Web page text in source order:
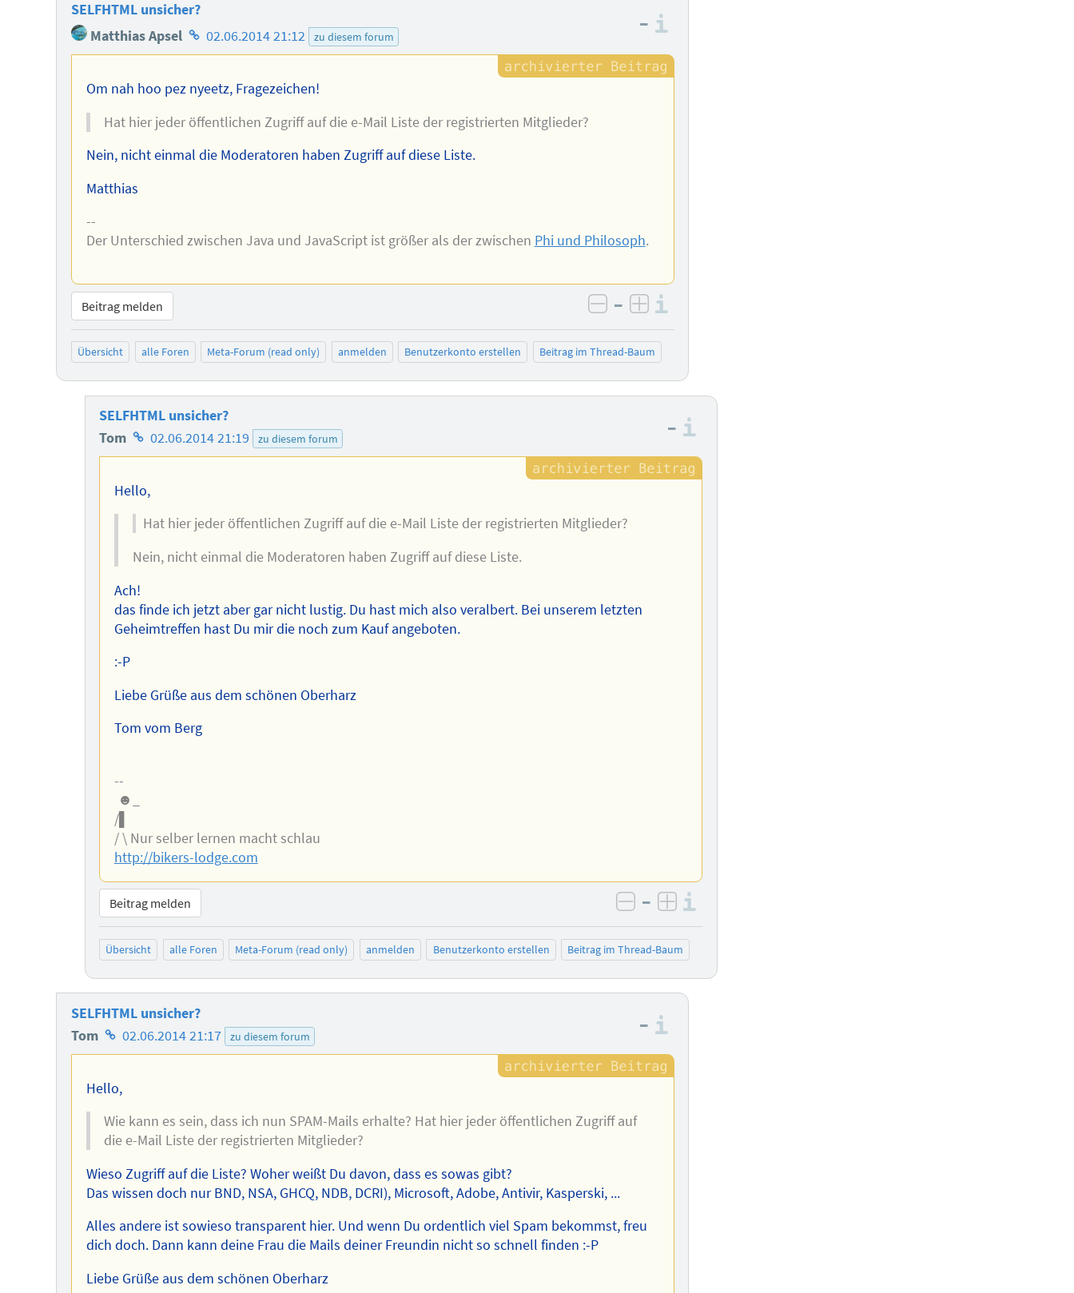
SELFHTML unsicher?
Matthias Apsel Homepage
des
02.06.2014 21:12 zu diesem forum
–
Om nah hoo pez nyeetz, Fragezeichen!
Hat hier jeder öffentlichen Zugriff auf die e-Mail Liste der registrierten Mitglieder?
Nein, nicht einmal die Moderatoren haben Zugriff auf diese Liste.
Matthias
--
Der Unterschied zwischen Java und JavaScript ist größer als der zwischen Phi und Philosoph.
Beitrag melden negativ bewerten
– positiv bewerten
Übersicht alle Foren Meta-Forum (read only) anmelden Benutzerkonto erstellen Beitrag im Thread-Baum
SELFHTML unsicher?
Tom Homepage
des
Autors
02.06.2014 21:19 zu diesem forum –
Hello,
Hat hier jeder öffentlichen Zugriff auf die e-Mail Liste der registrierten Mitglieder?
Nein, nicht einmal die Moderatoren haben Zugriff auf diese Liste.
Ach!
das finde ich jetzt aber gar nicht lustig. Du hast mich also veralbert. Bei unserem letzten
Geheimtreffen hast Du mir die noch zum Kauf angeboten.
:-P
Liebe Grüße aus dem schönen Oberharz
Tom vom Berg
--
☻_
/▌
/ \ Nur selber lernen macht schlau
http://bikers-lodge.com
Beitrag melden negativ bewerten
– positiv bewerten
Übersicht alle Foren Meta-Forum (read only) anmelden Benutzerkonto erstellen Beitrag im Thread-Baum
SELFHTML unsicher?
Tom Homepage
des
Autors
02.06.2014 21:17 zu diesem forum –
Hello,
Wie kann es sein, dass ich nun SPAM-Mails erhalte? Hat hier jeder öffentlichen Zugriff auf
die e-Mail Liste der registrierten Mitglieder?
Wieso Zugriff auf die Liste? Woher weißt Du davon, dass es sowas gibt?
Das wissen doch nur BND, NSA, GHCQ, NDB, DCRI), Microsoft, Adobe, Antivir, Kasperski, ...
Alles andere ist sowieso transparent hier. Und wenn Du ordentlich viel Spam bekommst, freu
dich doch. Dann kann deine Frau die Mails deiner Freundin nicht so schnell finden :-P
Liebe Grüße aus dem schönen Oberharz